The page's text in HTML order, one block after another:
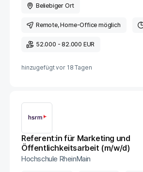
Beliebiger Ort
Remote, Home-Office möglich
52.000 - 82.000 EUR
hinzugefügt vor 18 Tagen
Referent:in für Marketing und
Öffentlichkeitsarbeit (m/w/d)
Hochschule RheinMain